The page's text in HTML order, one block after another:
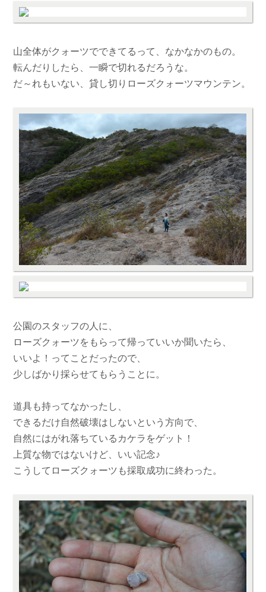
山全体がクォーツでできてるって、なかなかのもの。
転んだりしたら、一瞬で切れるだろうな。
だ～れもいない、貸し切りローズクォーツマウンテン。
公園のスタッフの人に、
ローズクォーツをもらって帰っていいか聞いたら、
いいよ！ってことだったので、
少しばかり採らせてもらうことに。
道具も持ってなかったし、
できるだけ自然破壊はしないという方向で、
自然にはがれ落ちているカケラをゲット！
上質な物ではないけど、いい記念♪
こうしてローズクォーツも採取成功に終わった。